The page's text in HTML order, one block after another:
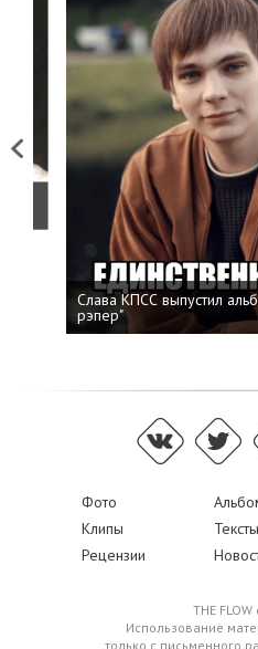
Previous
Слава КПСС выпустил
рэпер"
Фото
Клипы
Тексты
Рецензии
THE
Использование
только с письменного